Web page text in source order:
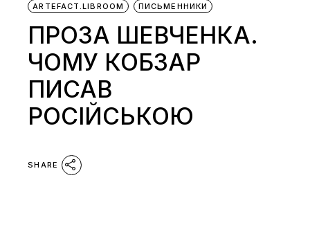
ARTEFACT.LIBROOM
ПИСЬМЕННИКИ
ПРОЗА ШЕВЧЕНКА.
ЧОМУ КОБЗАР
ПИСАВ
РОСІЙСЬКОЮ
SHARE